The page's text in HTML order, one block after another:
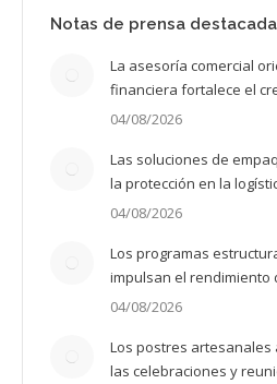
Notas de prensa
La asesoría comercial
financiera fortalece el
04/08/2026
Las soluciones de
la protección en la
04/08/2026
Los programas
impulsan el rendimiento
04/08/2026
Los postres
las celebraciones y